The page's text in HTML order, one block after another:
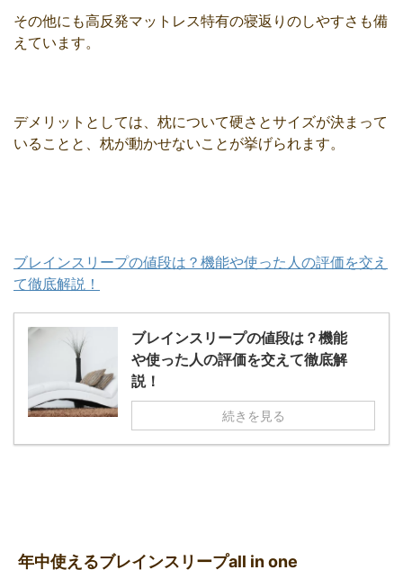
その他にも高反発マットレス特有の寝返りのしやすさも備
えています。
デメリットとしては、枕について硬さとサイズが決まって
いることと、枕が動かせないことが挙げられます。
ブレインスリープの値段は？機能や使った人の評価を交え
て徹底解説！
ブレインスリープの値段は？機能
や使った人の評価を交えて徹底解
説！
続きを見る
年中使えるブレインスリープall in one